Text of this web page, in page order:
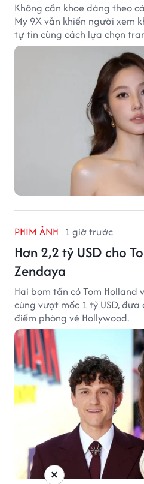
Không cần khoe dáng theo
My 9X vẫn khiến người xem
tự tin cùng cách lựa chọn
PHIM ẢNH 1 giờ trước
Hơn 2,2 tỷ USD cho
Zendaya
Hai bom tấn có Tom
cùng vượt mốc 1 tỷ USD,
điểm phòng vé Hollywood.
×